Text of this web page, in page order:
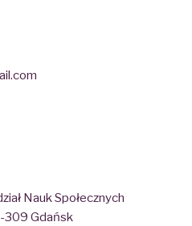
Nauk Społecznych
309 Gdańsk